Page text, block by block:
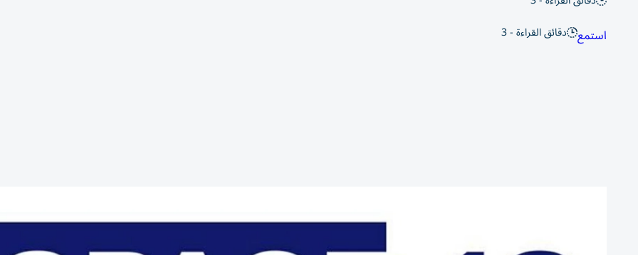
استمع دقائق القراءة - 3